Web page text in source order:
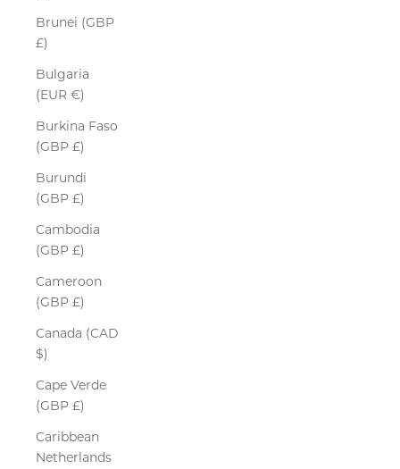
Brunei (GBP
£)
Bulgaria
(EUR €)
Burkina Faso
(GBP £)
Burundi
(GBP £)
Cambodia
(GBP £)
Cameroon
(GBP £)
Canada (CAD
$)
Cape Verde
(GBP £)
Caribbean
Netherlands